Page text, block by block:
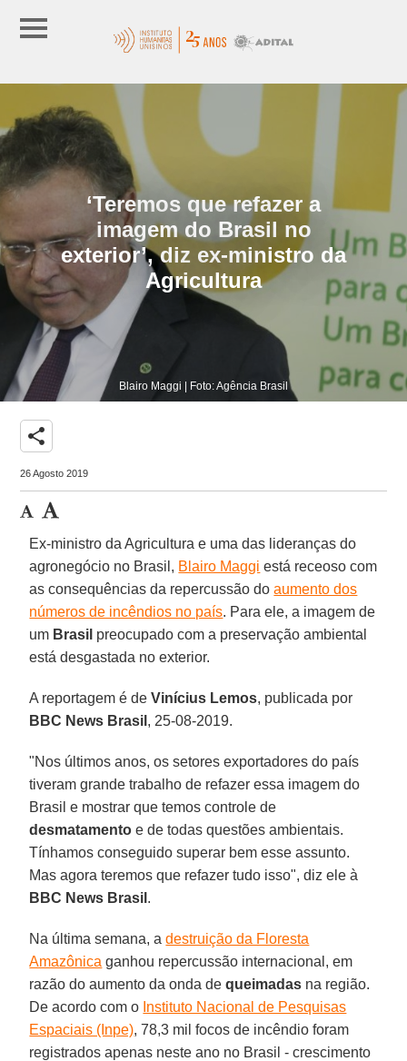
‘Teremos que refazer a
imagem do Brasil no
exterior’, diz ex-ministro da
Agricultura
Blairo Maggi | Foto: Agência Brasil
share
26 Agosto 2019
Ex-ministro da Agricultura e uma das lideranças do
agronegócio no Brasil, Blairo Maggi está receoso com
as consequências da repercussão doaumento dos
números de incêndios no país. Para ele, a imagem de
um Brasil preocupado com a preservação ambiental
está desgastada no exterior.
A reportagem é deVinícius Lemos, publicada por
BBC News Brasil , 25-08-2019.
"Nos últimos anos, os setores exportadores do país
tiveram grande trabalho de refazer essa imagem do
Brasil e mostrar que temos controle de
desmatamento e de todas questões ambientais.
Tínhamos conseguido superar bem esse assunto.
Mas agora teremos que refazer tudo isso", diz ele à
BBC News Brasil .
Na última semana, adestruição da Floresta
Amazônica ganhou repercussão internacional, em
razão do aumento da onda dequeimadas na região.
De acordo com o Instituto Nacional de Pesquisas
Espaciais (Inpe), 78,3 mil focos de incêndio foram
registrados apenas neste ano no Brasil - crescimento